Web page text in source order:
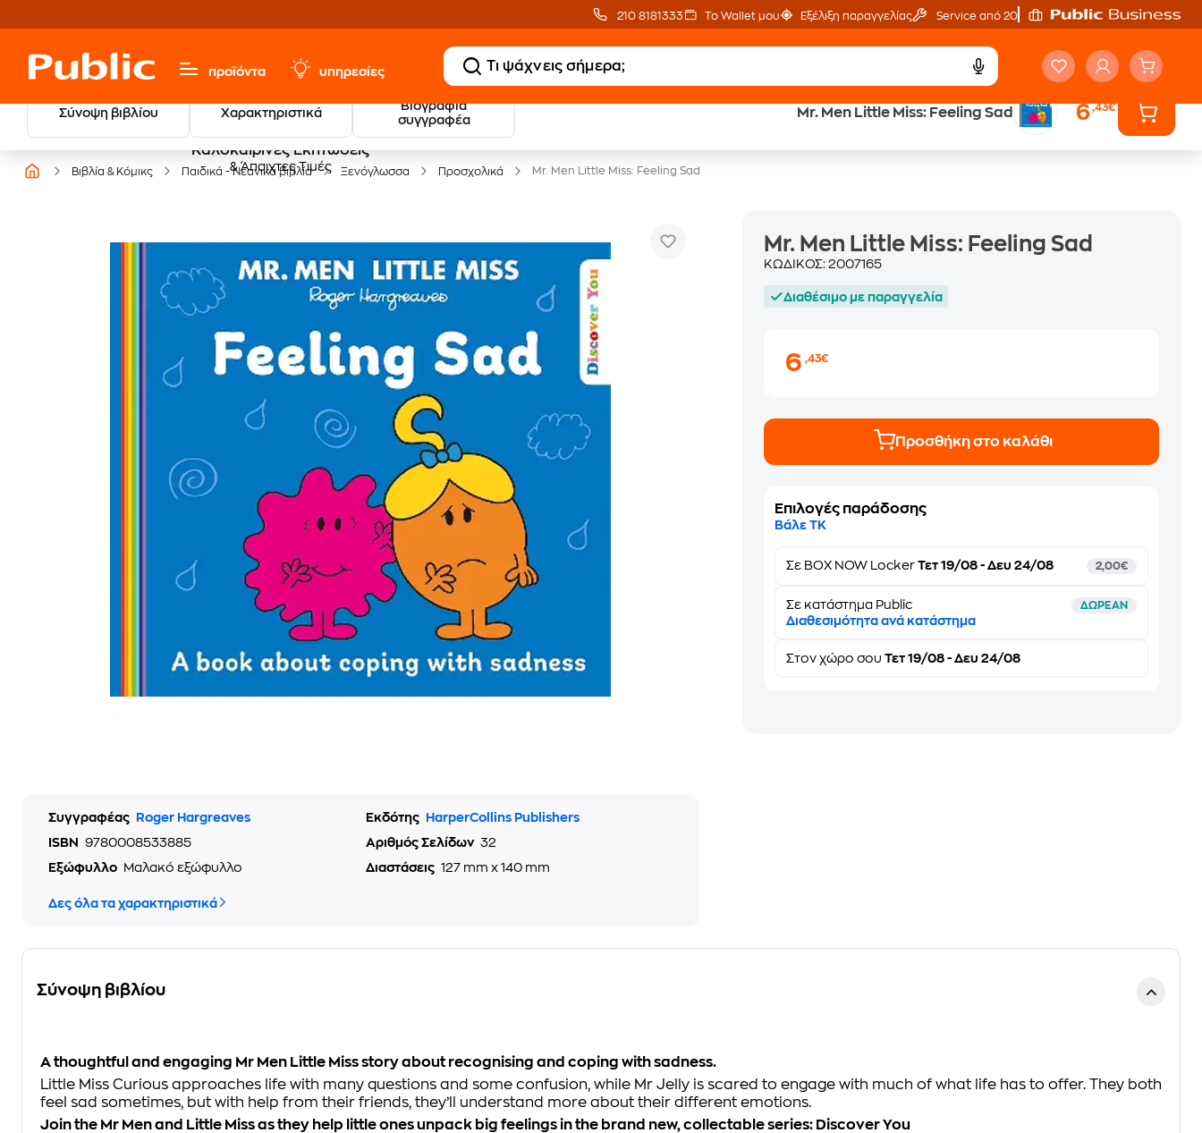
210 8181333 Το Wallet μου Εξέλιξη παραγγελίας Service από 20'
προϊόντα υπηρεσίες
Σύνοψη βιβλίου Χαρακτηριστικά
Βιογραφία
συγγραφέα
Mr. Men Little Miss: Feeling Sad 6,43€
Καλοκαιρινές Εκπτώσεις
& Άπαιχτες Τιμές
20 € Public επιστροφή
με Snappi
Δωρεάν Μεταφορικά Έλα στον κόσμο
Βιβλία & Κόμικς Παιδικά - Νεανικά βιβλία Ξενόγλωσσα Προσχολικά Mr. Men Little Miss: Feeling Sad
Συγγραφέας Roger Hargreaves Εκδότης
HarperCollins Publishers
ISBN
9780008533885 Αριθμός Σελίδων 32
Εξώφυλλο
Μαλακό εξώφυλλο Διαστάσεις 127 mm x 140 mm
Δες όλα τα χαρακτηριστικά
Mr. Men Little Miss: Feeling Sad
ΚΩΔΙΚΟΣ:2007165
Διαθέσιμο με παραγγελία
6,43€
Προσθήκη στο καλάθι
Επιλογές παράδοσης
Βάλε ΤΚ
Σε BOX NOW Locker Τετ 19/08 - Δευ 24/08 2,00€
Σε κατάστημα Public ΔΩΡΕΑΝ
Διαθεσιμότητα ανά κατάστημα
Στονχώρο σου Τετ 19/08 - Δευ 24/08
Σύνοψη βιβλίου
A thoughtful and engaging Mr Men Little Miss story about recognising and coping with sadness.
Little Miss Curious approaches life with many questions and some confusion, while Mr Jelly is scared to engage with much of what life has to offer. They both
feel sad sometimes, but with help from their friends, they’ll understand more about their different emotions.
Join the Mr Men and Little Miss as they help little ones unpack big feelings in the brand new, collectable series: Discover You